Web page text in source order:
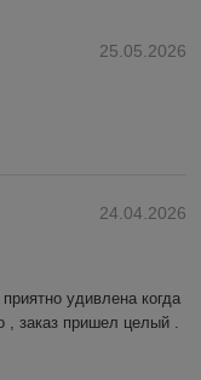
25.05.2026
24.04.2026
удивлена когда
, заказ пришел целый .